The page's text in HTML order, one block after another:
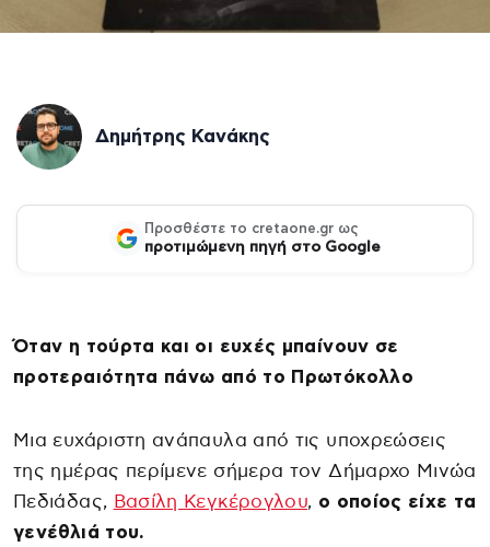
Δημήτρης Κανάκης
Προσθέστε το cretaone.gr ως
προτιμώμενη πηγή στο Google
Όταν η τούρτα και οι ευχές μπαίνουν σε
προτεραιότητα πάνω από το Πρωτόκολλο
Μια ευχάριστη ανάπαυλα από τις υποχρεώσεις
της ημέρας περίμενε σήμερα τον Δήμαρχο Μινώα
Πεδιάδας, Βασίλη Κεγκέρογλου, ο οποίος είχε τα
γενέθλιά του.